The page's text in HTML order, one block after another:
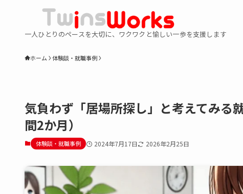
一人ひとりのペースを大切に、ワクワクと愉しい一歩を支援します
ホーム 体験談・就職事例
気負わず「居場所探し」と考えてみる
間2か月）
体験談・就職事例 2024年7月17日 2026年2月25日